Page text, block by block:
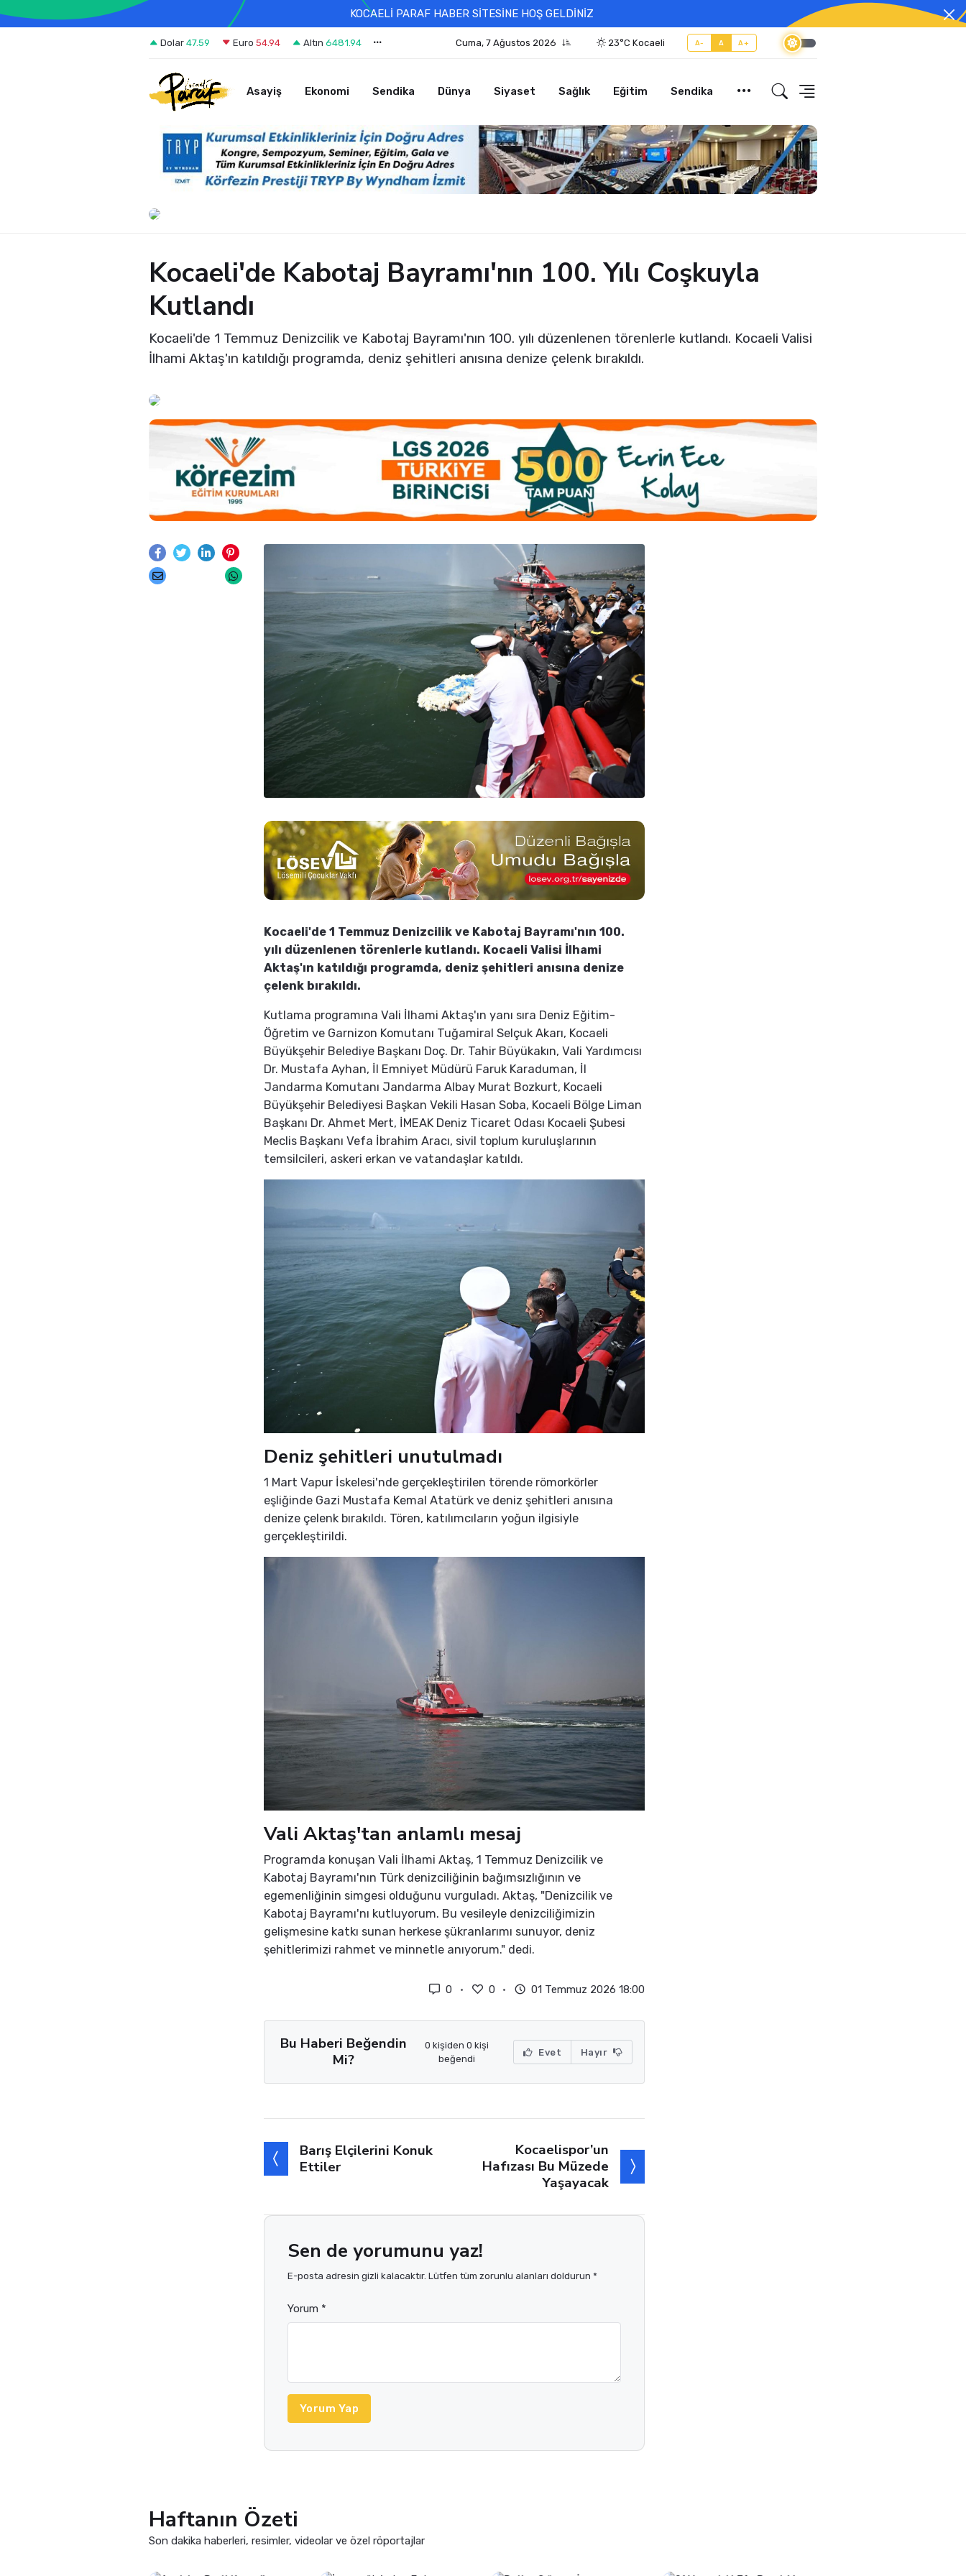
KOCAELİ PARAF HABER SİTESİNE HOŞ GELDİNİZ
Dolar 47.59 Euro 54.94 Altın 6481.94 Cuma, 7 Ağustos 2026 23°C Kocaeli A- A A+
Asayiş Ekonomi Sendika Dünya Siyaset Sağlık Eğitim Sendika
Kocaeli'de Kabotaj Bayramı'nın 100. Yılı Coşkuyla
Kutlandı
Kocaeli'de 1 Temmuz Denizcilik ve Kabotaj Bayramı'nın 100. yılı düzenlenen törenlerle kutlandı. Kocaeli Valisi
İlhami Aktaş'ın katıldığı programda, deniz şehitleri anısına denize çelenk bırakıldı.
Kocaeli'de 1 Temmuz Denizcilik ve Kabotaj Bayramı'nın 100.
yılı düzenlenen törenlerle kutlandı. Kocaeli Valisi İlhami
Aktaş'ın katıldığı programda, deniz şehitleri anısına denize
çelenk bırakıldı.
Kutlama programına Vali İlhami Aktaş'ın yanı sıra Deniz Eğitim-
Öğretim ve Garnizon Komutanı Tuğamiral Selçuk Akarı, Kocaeli
Büyükşehir Belediye Başkanı Doç. Dr. Tahir Büyükakın, Vali Yardımcısı
Dr. Mustafa Ayhan, İl Emniyet Müdürü Faruk Karaduman, İl
Jandarma Komutanı Jandarma Albay Murat Bozkurt, Kocaeli
Büyükşehir Belediyesi Başkan Vekili Hasan Soba, Kocaeli Bölge Liman
Başkanı Dr. Ahmet Mert, İMEAK Deniz Ticaret Odası Kocaeli Şubesi
Meclis Başkanı Vefa İbrahim Aracı, sivil toplum kuruluşlarının
temsilcileri, askeri erkan ve vatandaşlar katıldı.
Deniz şehitleri unutulmadı
1 Mart Vapur İskelesi'nde gerçekleştirilen törende römorkörler
eşliğinde Gazi Mustafa Kemal Atatürk ve deniz şehitleri anısına
denize çelenk bırakıldı. Tören, katılımcıların yoğun ilgisiyle
gerçekleştirildi.
Vali Aktaş'tan anlamlı mesaj
Programda konuşan Vali İlhami Aktaş, 1 Temmuz Denizcilik ve
Kabotaj Bayramı'nın Türk denizciliğinin bağımsızlığının ve
egemenliğinin simgesi olduğunu vurguladı. Aktaş, "Denizcilik ve
Kabotaj Bayramı'nı kutluyorum. Bu vesileyle denizciliğimizin
gelişmesine katkı sunan herkese şükranlarımı sunuyor, deniz
şehitlerimizi rahmet ve minnetle anıyorum." dedi.
0 0 01 Temmuz 2026 18:00
Bu Haberi Beğendin
Mi?
0 kişiden 0 kişi
beğendi
Evet Hayır
Barış Elçilerini Konuk
Ettiler
Kocaelispor’un
Hafızası Bu Müzede
Yaşayacak
Sen de yorumunu yaz!
E-posta adresin gizli kalacaktır. Lütfen tüm zorunlu alanları doldurun *
Yorum *
Yorum Yap
Haftanın Özeti
Son dakika haberleri, resimler, videolar ve özel röportajlar